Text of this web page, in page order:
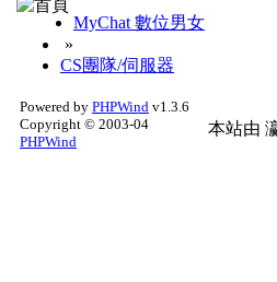
MyChat 數位男女
»
CS團隊/伺服器
Powered by PHPWind v1.3.6
Copyright © 2003-04
PHPWind
本站由